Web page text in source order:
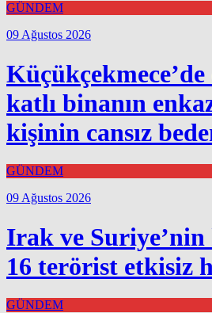
GÜNDEM
09 Ağustos 2026
Küçükçekmece’de
katlı binanın
kişinin cansız
GÜNDEM
09 Ağustos 2026
Irak ve Suriye’nin
16 terörist etkisiz
GÜNDEM